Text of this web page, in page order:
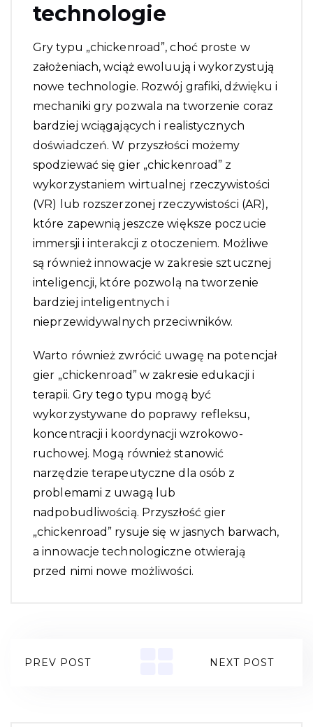
technologie
Gry typu „chickenroad”, choć proste w
założeniach, wciąż ewoluują i wykorzystują
nowe technologie. Rozwój grafiki, dźwięku i
mechaniki gry pozwala na tworzenie coraz
bardziej wciągających i realistycznych
doświadczeń. W przyszłości możemy
spodziewać się gier „chickenroad” z
wykorzystaniem wirtualnej rzeczywistości
(VR) lub rozszerzonej rzeczywistości (AR),
które zapewnią jeszcze większe poczucie
immersji i interakcji z otoczeniem. Możliwe
są również innowacje w zakresie sztucznej
inteligencji, które pozwolą na tworzenie
bardziej inteligentnych i
nieprzewidywalnych przeciwników.
Warto również zwrócić uwagę na potencjał
gier „chickenroad” w zakresie edukacji i
terapii. Gry tego typu mogą być
wykorzystywane do poprawy refleksu,
koncentracji i koordynacji wzrokowo-
ruchowej. Mogą również stanowić
narzędzie terapeutyczne dla osób z
problemami z uwagą lub
nadpobudliwością. Przyszłość gier
„chickenroad” rysuje się w jasnych barwach,
a innowacje technologiczne otwierają
przed nimi nowe możliwości.
PREV POST NEXT POST